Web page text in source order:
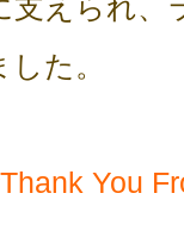
えられ、
た。
You